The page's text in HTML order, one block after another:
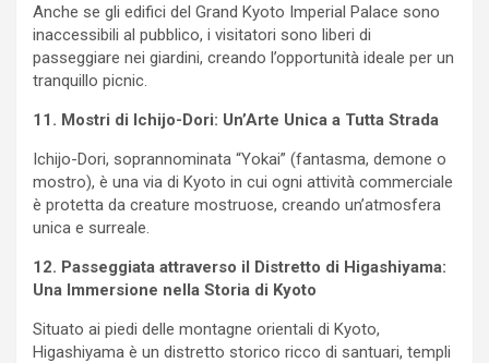
Anche se gli edifici del Grand Kyoto Imperial Palace sono
inaccessibili al pubblico, i visitatori sono liberi di
passeggiare nei giardini, creando l’opportunità ideale per un
tranquillo picnic.
11. Mostri di Ichijo-Dori: Un’Arte Unica a Tutta Strada
Ichijo-Dori, soprannominata “Yokai” (fantasma, demone o
mostro), è una via di Kyoto in cui ogni attività commerciale
è protetta da creature mostruose, creando un’atmosfera
unica e surreale.
12. Passeggiata attraverso il Distretto di Higashiyama:
Una Immersione nella Storia di Kyoto
Situato ai piedi delle montagne orientali di Kyoto,
Higashiyama è un distretto storico ricco di santuari, templi